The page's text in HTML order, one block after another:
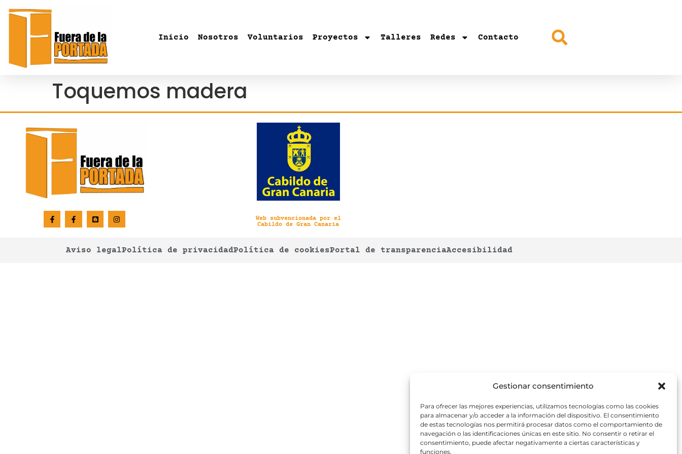
Gestionar consentimiento
Para ofrecer las mejores experiencias, utilizamos tecnologías como las cookies
para almacenar y/o acceder a la información del dispositivo. El consentimiento
de estas tecnologías nos permitirá procesar datos como el comportamiento de
navegación o las identificaciones únicas en este sitio. No consentir o retirar el
consentimiento, puede afectar negativamente a ciertas características y
funciones.
Inicio Nosotros Voluntarios Proyectos Talleres Redes Contacto
Toquemos madera
Web subvencionada por el
Cabildo de Gran Canaria
Aviso legalPolítica de privacidadPolítica de cookiesPortal de transparenciaAccesibilidad